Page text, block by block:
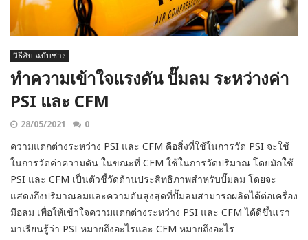
วิธีลับ ฉบับช่าง
ทำความเข้าใจแรงดัน ปั๊มลม ระหว่างค่า
PSI และ CFM
28/05/2021 0
ความแตกต่างระหว่าง PSI และ CFM คือสิ่งที่ใช้ในการวัด PSI จะใช้
ในการวัดค่าความดัน ในขณะที่ CFM ใช้ในการวัดปริมาณ โดยมักใช้
PSI และ CFM เป็นตัวชี้วัดด้านประสิทธิภาพสำหรับปั๊มลม โดยจะ
แสดงถึงปริมาณลมและความดันสูงสุดที่ปั๊มลมสามารถผลิตได้ต่อเครื่อง
มือลม เพื่อให้เข้าใจความแตกต่างระหว่าง PSI และ CFM ได้ดีขึ้นเรา
มาเรียนรู้ว่า PSI หมายถึงอะไรและ CFM หมายถึงอะไร